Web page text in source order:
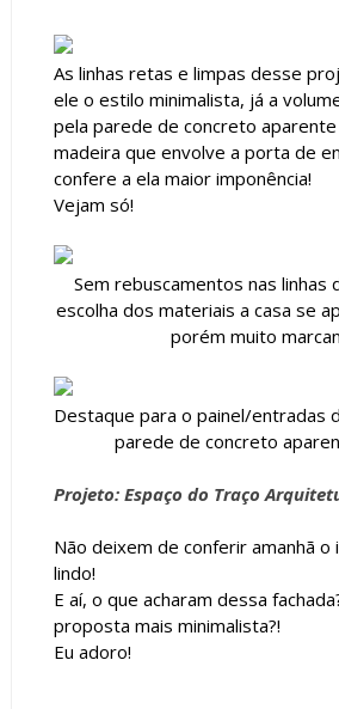
As linhas retas e limpas desse
ele o estilo minimalista, já a
pela parede de concreto
madeira que envolve a porta de
confere a ela maior imponência!
Vejam só!
Sem rebuscamentos nas linhas
escolha dos materiais a casa se
porém muito
Destaque para o painel/entradas
parede de concreto
Projeto: Espaço do Traço
Não deixem de conferir amanhã o
lindo!
E aí, o que acharam dessa
proposta mais minimalista?!
Eu adoro!